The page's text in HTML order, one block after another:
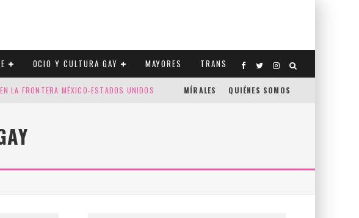
OCIO Y CULTURA GAY MAYORES TRANS
LA FRONTERA MÉXICO-ESTADOS UNIDOS MÍRALES QUIÉNES SOMOS